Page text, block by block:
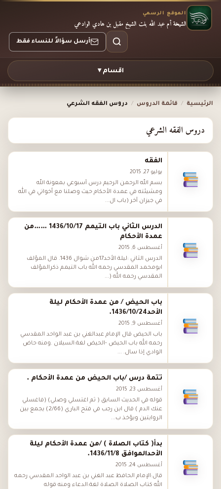
الموقع الرسمي
الشيخة أم عبد الله بنت الشيخ مقبل بن هادي الوادعي
أرسل سؤالاً للنساء فقط
اقسام ▾
الرئيسية / قائمة الدروس / دروس الفقه الشرعي
دروس الفقه الشرعي
الفقه
يوليو 27, 2015
بسم الله الرحمن الرحيم درس أسبوعي بمعونة الله
ومشيئته في عمدة اﻷحكام حيث وصلنا مع أخواتي في الله
في جيزان آخر (باب ال...
الدرس الثاني باب التيمم 1436/10/17 ……من
عمدة الأحكام
أغسطس 6, 2015
الدرس الثاني :ليلة الأحد17من شوال 1436. قال المؤلف
ابومحمد المقدسي رحمه الله باب التيمم ذكرالمؤلف
المقدسي رحمه الله (...
باب الحيض / من عمدة الأحكام ليلة
الأحد1436/10/24.
أغسطس 9, 2015
باب الحيض قال الإمام عبدالغني بن عبد الواحد المقدسي
رحمه الله باب الحيض -الحيض لغة:السيلان .ومنه حاض
الوادي إذا سال. ...
تتمة درس /باب الحيض من عمدة الأحكام .
أغسطس 23, 2015
قوله في الحديث السابق ( ثم اغتسلي وصلي) (فاغسلي
عنك الدم ) قال ابن رجب في فتح الباري (2/66) يجمع بين
الروايتين ويؤخذ ب...
بدأ( كتاب الصلاة ) /من عمدة الأحكام ليلة
الأحدالموافق 1436/11/8.
أغسطس 24, 2015
قال:الإمام الحافظ عبد الغني بن عبد الواحد المقدسي رحمه
الله كتاب الصلاة الصلاة لغة:الدعاء ومنه قوله